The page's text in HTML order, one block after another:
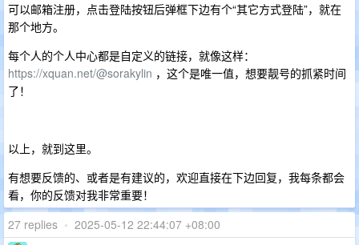
可以邮箱注册，点击登陆按钮后弹框下边有个“其它方式登陆”，就在
那个地方。
每个人的个人中心都是自定义的链接，就像这样：
https://xquan.net/@sorakylin ，这个是唯一值，想要靓号的抓紧时间
了！
以上，就到这里。
有想要反馈的、或者是有建议的，欢迎直接在下边回复，我每条都会
看，你的反馈对我非常重要！
27 replies • 2025-05-12 22:44:07 +08:00